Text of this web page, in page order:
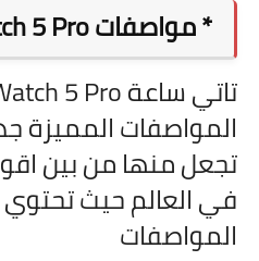
* مواصفات5 Pro
تاتي ساعة
المواصفات المميزة
تجعل منها من بين
في العالم حيث
المواصفات